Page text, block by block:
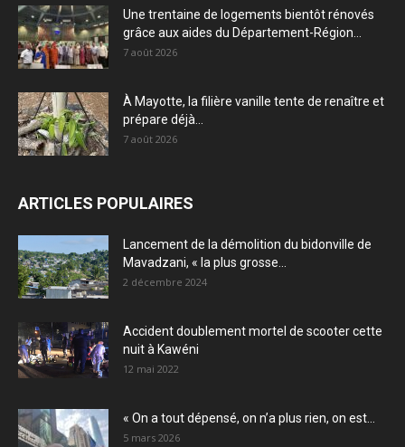
Une trentaine de logements bientôt rénovés
grâce aux aides du Département-Région...
7 août 2026
À Mayotte, la filière vanille tente de renaître et
prépare déjà...
7 août 2026
ARTICLES POPULAIRES
Lancement de la démolition du bidonville de
Mavadzani, « la plus grosse...
2 décembre 2024
Accident doublement mortel de scooter cette
nuit à Kawéni
12 mai 2022
« On a tout dépensé, on n’a plus rien, on est...
5 mars 2026